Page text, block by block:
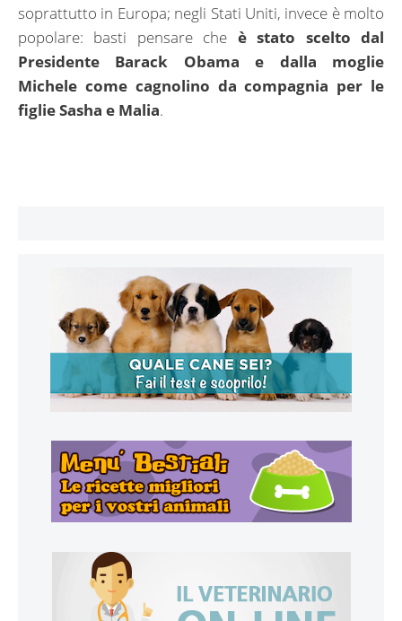
soprattutto in Europa; negli Stati Uniti, invece è molto
popolare: basti pensare che è stato scelto dal
Presidente Barack Obama e dalla moglie
Michele come cagnolino da compagnia per le
figlieSasha e Malia.